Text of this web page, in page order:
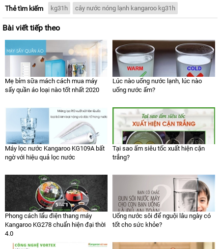
Thẻ tìm kiếm kg31h cây nước nóng lạnh kangaroo kg31h
Bài viết tiếp theo
Mẹ bỉm sữa mách cách mua máy
sấy quần áo loại nào tốt nhất 2020
Lúc nào uống nước lạnh, lúc nào
uống nước ấm?
Máy lọc nước Kangaroo KG109A bất
ngờ với hiệu quả lọc nước
Tại sao ấm siêu tốc xuất hiện cặn
trắng?
Phong cách lẩu điện thang máy
Kangaroo KG278 chuẩn hiện đại thời
4.0
Uống nước sôi để nguội lâu ngày có
tốt cho sức khỏe?